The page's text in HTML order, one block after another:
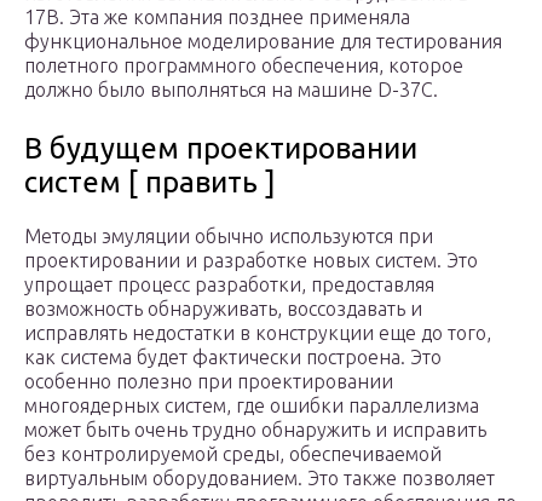
17B. Эта же компания позднее применяла
функциональное моделирование для тестирования
полетного программного обеспечения, которое
должно было выполняться на машине D-37C.
В будущем проектировании
систем [ править ]
Методы эмуляции обычно используются при
проектировании и разработке новых систем. Это
упрощает процесс разработки, предоставляя
возможность обнаруживать, воссоздавать и
исправлять недостатки в конструкции еще до того,
как система будет фактически построена. Это
особенно полезно при проектировании
многоядерных систем, где ошибки параллелизма
может быть очень трудно обнаружить и исправить
без контролируемой среды, обеспечиваемой
виртуальным оборудованием. Это также позволяет